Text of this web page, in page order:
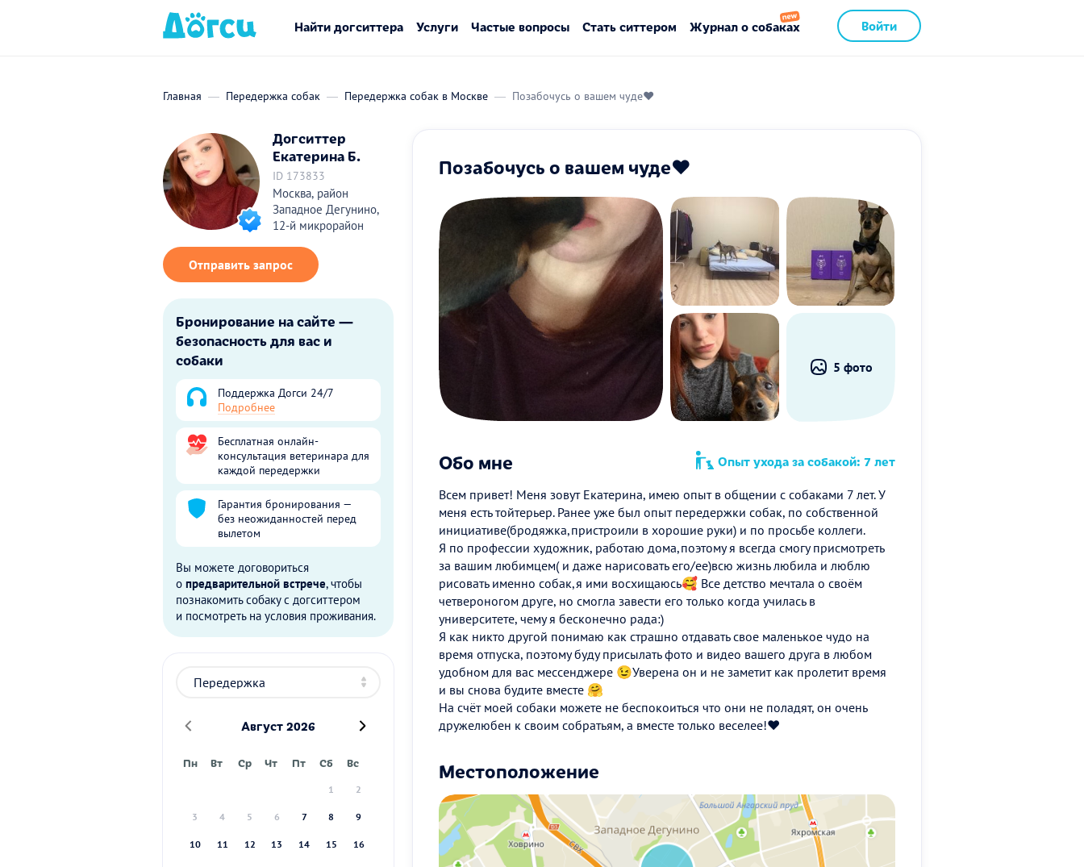
Войти
Найти догситтера Услуги Частые вопросы Стать ситтером Журнал о собаках
Главная Передержка собак Передержка собак в Москве Позабочусь о вашем чуде♥️
Догситтер
Екатерина Б.
ID 173833
Москва, район
Западное Дегунино,
12-й микрорайон
Отправить запрос
Бронирование на сайте —
безопасность для вас и
собаки
Поддержка Догси 24/7
Подробнее
Бесплатная онлайн-
консультация ветеринара для
каждой передержки
Гарантия бронирования —
без неожиданностей перед
вылетом
Вы можете договориться
о предварительной встрече, чтобы
познакомить собаку с догситтером
и посмотреть на условия проживания.
Август 2026
Пн Вт Ср Чт Пт Сб Вс
1 2
3 4 5 6 7 8 9
10 11 12 13 14 15 16
Позабочусь о вашем чуде♥️
5 фото
Обо мне Опыт ухода за собакой: 7 лет
Всем привет! Меня зовут Екатерина, имею опыт в общении с собаками 7 лет. У
меня есть тойтерьер. Ранее уже был опыт передержки собак, по собственной
инициативе(бродяжка,пристроили в хорошие руки) и по просьбе коллеги.
Я по профессии художник, работаю дома,поэтому я всегда смогу присмотреть
за вашим любимцем( и даже нарисовать его/ее)всю жизнь любила и люблю
рисовать именно собак,я ими восхищаюсь🥰 Все детство мечтала о своём
четвероногом друге, но смогла завести его только когда училась в
университете, чему я бесконечно рада:)
Я как никто другой понимаю как страшно отдавать свое маленькое чудо на
время отпуска, поэтому буду присылать фото и видео вашего друга в любом
удобном для вас мессенджере 😉Уверена он и не заметит как пролетит время
и вы снова будите вместе 🤗
На счёт моей собаки можете не беспокоиться что они не поладят, он очень
дружелюбен к своим собратьям, а вместе только веселее!♥️
Местоположение